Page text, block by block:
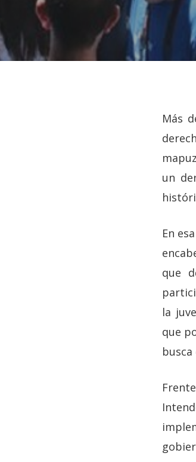
Hit enter to search or ESC
Más
un
En
que
la
que